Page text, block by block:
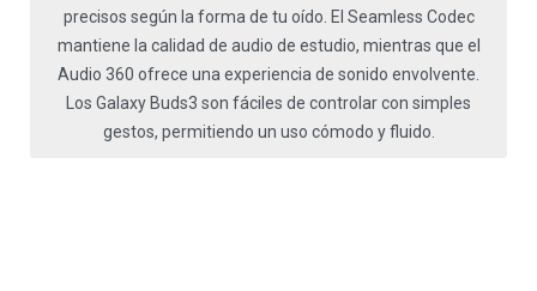
precisos según la forma de tu oído. El Seamless Codec
mantiene la calidad de audio de estudio, mientras que el
Audio 360 ofrece una experiencia de sonido envolvente.
Los Galaxy Buds3 son fáciles de controlar con simples
gestos, permitiendo un uso cómodo y fluido.